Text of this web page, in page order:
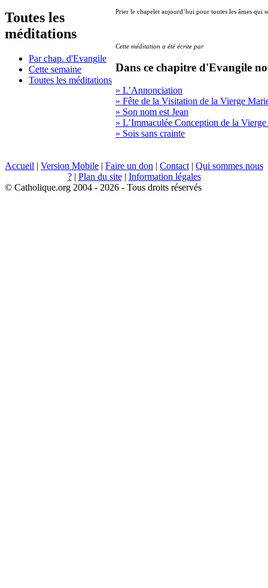
Toutes les
méditations
Par chap. d'Evangile
Cette semaine
Toutes les méditations
Prier le chapelet aujourd’hui pour toutes les âmes qui
Cette méditation a été écrite par
Dans ce chapitre d'Evangile
» L’Annonciation
» Fête de la Visitation de la Vierge
» Son nom est Jean
» L’Immaculée Conception de la
» Sois sans crainte
Accueil | Version Mobile | Faire un don | Contact | Qui sommes nous
?| Plan du site| Information légales
© Catholique.org 2004 - 2026 - Tous droits réservés